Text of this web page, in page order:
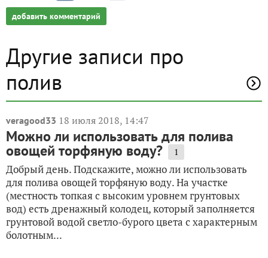
добавить комментарий
Другие записи про
полив
veragood33 18 июля 2018, 14:47
Можно ли использовать для полива
овощей торфяную воду? 1
Добрый день. Подскажите, можно ли использовать
для полива овощей торфяную воду. На участке
(местность топкая с высоким уровнем грунтовых
вод) есть дренажный колодец, который заполняется
грунтовой водой светло-бурого цвета с характерным
болотным...